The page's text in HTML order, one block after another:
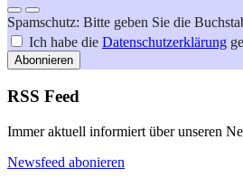
Spamschutz: Bitte geben Sie die
Ich habe die Datenschutzerklärung
Abonnieren
RSS Feed
Immer aktuell informiert über unseren
Newsfeed abonieren